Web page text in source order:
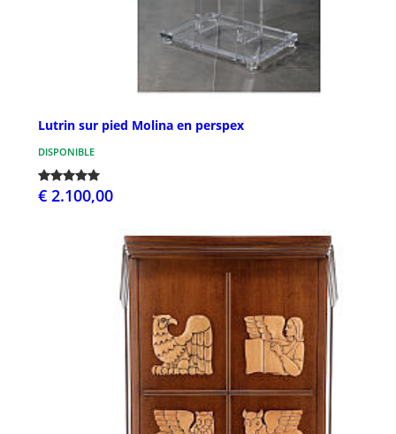
Lutrin sur pied Molina en perspex
DISPONIBLE
€ 2.100,00